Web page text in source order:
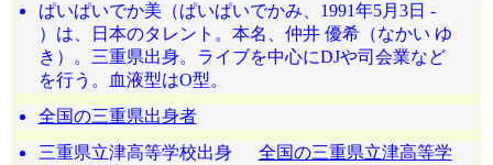
ぱいぱいでか美（ぱいぱいでかみ、1991年5月3日 -
）は、日本のタレント。本名、仲井 優希（なかい ゆ
き）。三重県出身。ライブを中心にDJや司会業など
を行う。血液型はO型。
全国の三重県出身者
三重県立津高等学校出身 全国の三重県立津高等学